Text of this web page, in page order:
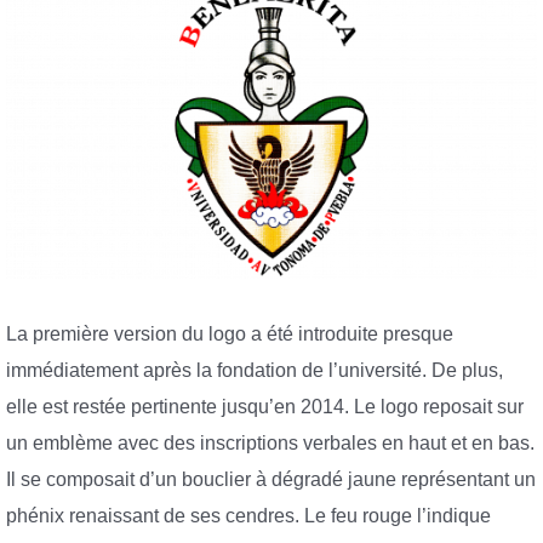
La première version du logo a été introduite presque
immédiatement après la fondation de l’université. De plus,
elle est restée pertinente jusqu’en 2014. Le logo reposait sur
un emblème avec des inscriptions verbales en haut et en bas.
Il se composait d’un bouclier à dégradé jaune représentant un
phénix renaissant de ses cendres. Le feu rouge l’indique